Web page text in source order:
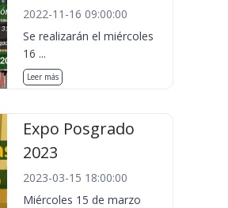
2022-11-16 09:00:00
Se realizarán el miércoles
16 ...
Leer más
Expo Posgrado
2023
2023-03-15 18:00:00
Miércoles 15 de marzo